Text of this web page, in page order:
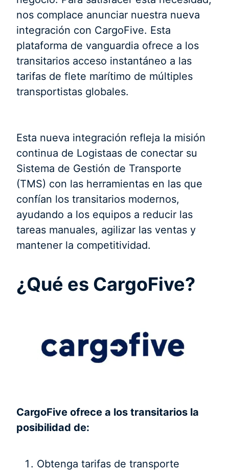
nos complace anunciar nuestra nueva
integración con CargoFive. Esta
plataforma de vanguardia ofrece a los
transitarios acceso instantáneo a las
tarifas de flete marítimo de múltiples
transportistas globales.
Esta nueva integración refleja la misión
continua de Logistaas de conectar su
Sistema de Gestión de Transporte
(TMS) con las herramientas en las que
confían los transitarios modernos,
ayudando a los equipos a reducir las
tareas manuales, agilizar las ventas y
mantener la competitividad.
¿Qué es CargoFive?
CargoFive ofrece a los transitarios la
posibilidad de:
Obtenga tarifas de transporte